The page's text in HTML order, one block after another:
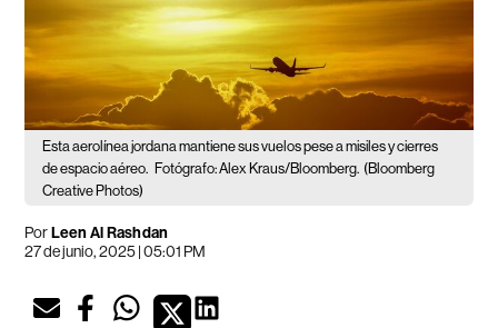
Esta aerolínea jordana mantiene sus vuelos pese a misiles y cierres
de espacio aéreo. Fotógrafo: Alex Kraus/Bloomberg. (Bloomberg
Creative Photos)
PorLeen Al Rashdan
27 de junio, 2025 | 05:01 PM